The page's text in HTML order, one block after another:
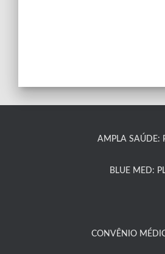
AMPLA SAÚDE:
BLUE MED:
CONVÊNIO